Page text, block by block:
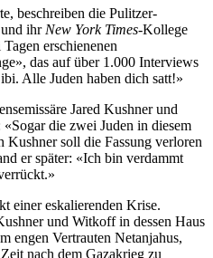
beschreiben die Pulitzer-
ihr New York Times-Kollege
erschienenen
das auf über 1.000 Interviews
Alle Juden haben dich satt!»
Jared Kushner und
die zwei Juden in diesem
Kushner soll die Fassung verloren
er später: «Ich bin verdammt
einer eskalierenden Krise.
und Witkoff in dessen Haus
engen Vertrauten Netanjahus,
nach dem Gazakrieg zu